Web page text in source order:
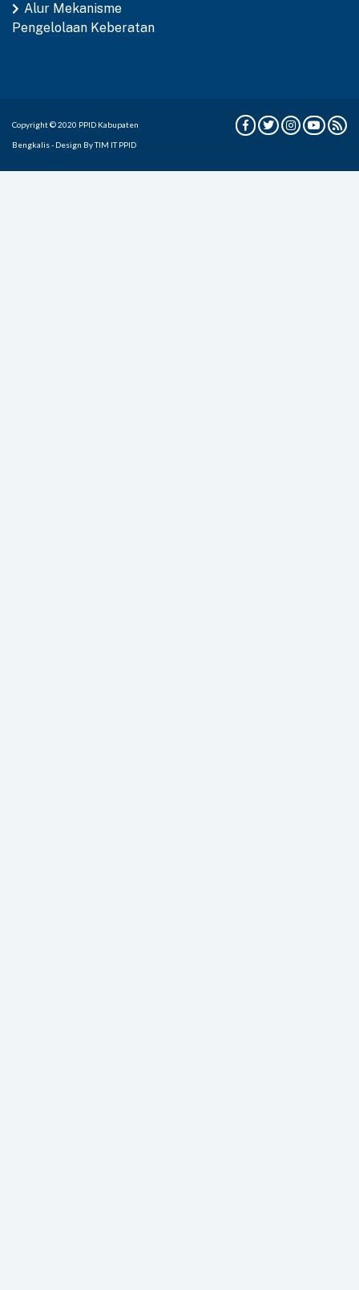
Alur Mekanisme
Pengelolaan Keberatan
Copyright © 2020 PPID Kabupaten
Bengkalis - Design By TIM IT PPID